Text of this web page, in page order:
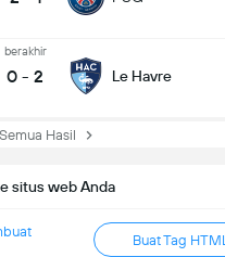
berakhir
0 - 2 Le Havre
Hasil
situs web Anda
Buat Tag HTML